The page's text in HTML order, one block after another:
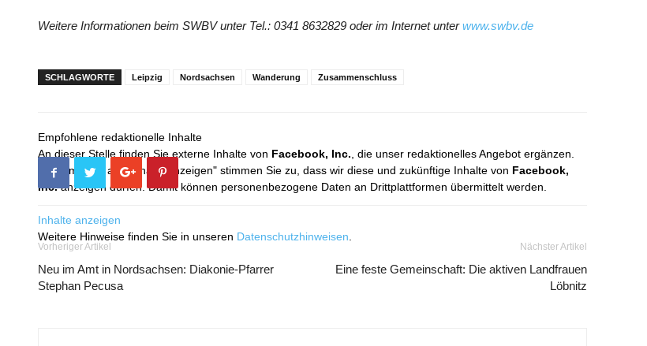
Weitere Informationen beim SWBV unter Tel.: 0341 8632829 oder im Internet unterwww.swbv.de
SCHLAGWORTE Leipzig Nordsachsen Wanderung Zusammenschluss
Empfohlene redaktionelle Inhalte
An dieser Stelle finden Sie externe Inhalte von Facebook, Inc. , die unser redaktionelles Angebot ergänzen.
Mit dem Klick auf "Inhalte anzeigen" stimmen Sie zu, dass wir diese und zukünftige Inhalte von Facebook,
Inc.anzeigen dürfen. Damit können personenbezogene Daten an Drittplattformen übermittelt werden.
Inhalte anzeigen
Weitere Hinweise finden Sie in unseren Datenschutzhinweisen
Vorheriger Artikel
Neu im Amt in Nordsachsen: Diakonie-Pfarrer
Stephan Pecusa
Nächster Artikel
Eine feste Gemeinschaft: Die aktiven Landfrauen
Löbnitz